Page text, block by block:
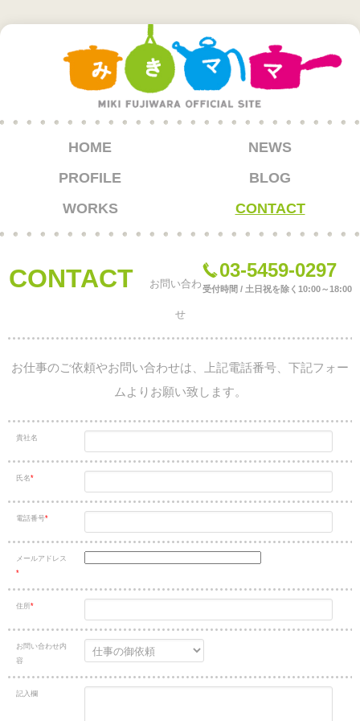
HOME
NEWS
PROFILE
BLOG
WORKS
CONTACT
03-5459-0297
受付時間 / 土日祝を除く10:00～18:00
CONTACT お問い合わ
せ
お仕事のご依頼やお問い合わせは、上記電話番号、下記フォー
ムよりお願い致します。
貴社名
氏名*
電話番号*
メールアドレス
*
住所*
お問い合わせ内
容
記入欄